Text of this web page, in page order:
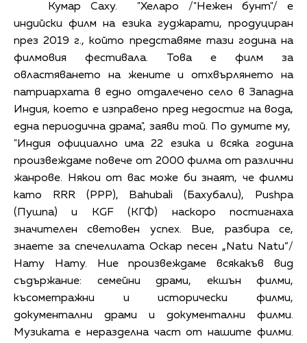
Кумар Саху. "Хеларо /"Нежен бунт"/ е
индийски филм на езика гуджарати, продуциран
през 2019 г., който представяме тази година на
филмовия фестивала. Това е филм за
овластяването на жените и отхвърлянето на
патриархата в едно отдалечено село в Западна
Индия, което е изправено пред недостиг на вода,
една периодична драма", заяви той. По думите му,
"Индия официално има 22 езика и всяка година
произвеждаме повече от 2000 филма от различни
жанрове. Някои от вас може би знаят, че филми
като RRR (РРР), Bahubali (Бахубали), Pushpa
(Пушпа) и KGF (КГФ) наскоро постигнаха
значителен световен успех. Вие, разбира се,
знаете за спечелилата Оскар песен „Natu Natu“/
Нату Нату. Ние произвеждаме всякакъв вид
съдържание: семейни драми, екшън филми,
късометражни и исторически филми,
документални драми и документални филми.
Музиката е неразделна част от нашите филми.